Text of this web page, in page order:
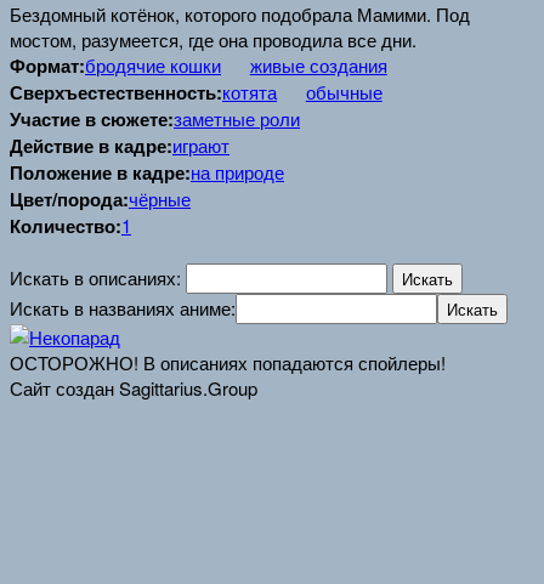
Бездомный котёнок, которого подобрала Мамими. Под
мостом, разумеется, где она проводила все дни.
Формат:бродячие кошки живые создания
Сверхъестественность:котята обычные
Участие в сюжете:заметные роли
Действие в кадре:играют
Положение в кадре:на природе
Цвет/порода:чёрные
Количество:1
Искать в описаниях:
Искать в названиях аниме:
ОСТОРОЖНО! В описаниях попадаются спойлеры!
Сайт создан Sagittarius.Group